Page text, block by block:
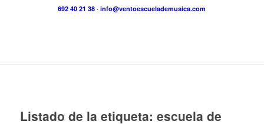
692 40 21 38 ·info@ventoescuelademusica.com
Listado de la etiqueta: escuela de